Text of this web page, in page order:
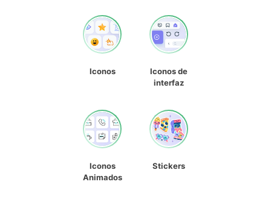
Iconos
Iconos de
interfaz
Iconos
Animados
Stickers